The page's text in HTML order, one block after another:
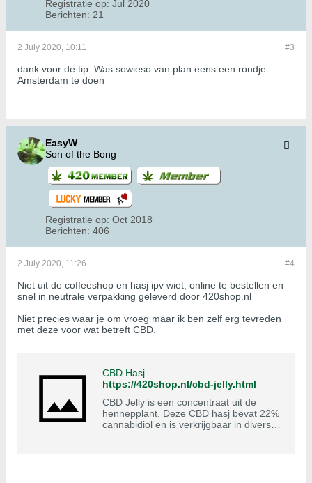
Registratie op: Jul 2020
Berichten: 21
#3
2 July 2020, 10:11
dank voor de tip. Was sowieso van plan eens een rondje
Amsterdam te doen
EasyW
Son of the Bong
Registratie op: Oct 2018
Berichten: 406
#4
2 July 2020, 11:26
Niet uit de coffeeshop en hasj ipv wiet, online te bestellen en
snel in neutrale verpakking geleverd door 420shop.nl
Niet precies waar je om vroeg maar ik ben zelf erg tevreden
met deze voor wat betreft CBD.
CBD Hasj
https://420shop.nl/cbd-jelly.html
CBD Jelly is een concentraat uit de
hennepplant. Deze CBD hasj bevat 22%
cannabidiol en is verkrijgbaar in diverse